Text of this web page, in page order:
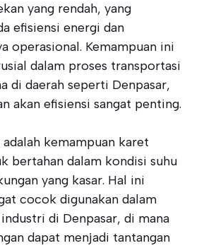
yang rendah, yang
efisiensi energi dan
operasional. Kemampuan ini
dalam proses transportasi
di daerah seperti Denpasar,
akan efisiensi sangat penting.
kemampuan karet
bertahan dalam kondisi suhu
yang kasar. Hal ini
cocok digunakan dalam
di Denpasar, di mana
dapat menjadi tantangan